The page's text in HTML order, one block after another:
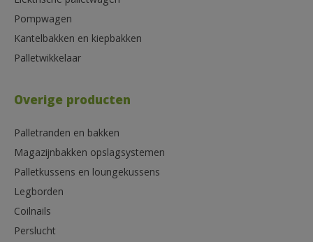
Pompwagen
Kantelbakken en kiepbakken
Palletwikkelaar
Overige producten
Palletranden en bakken
Magazijnbakken opslagsystemen
Palletkussens en loungekussens
Legborden
Coilnails
Perslucht